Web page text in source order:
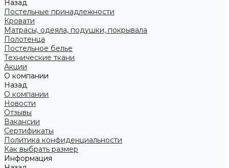
Назад
Постельные принадлежности
Кровати
Матрасы, одеяла, подушки, покрывала
Полотенца
Постельное белье
Технические ткани
Акции
О компании
Назад
О компании
Новости
Отзывы
Вакансии
Сертификаты
Политика конфиденциальности
Как выбрать размер
Информация